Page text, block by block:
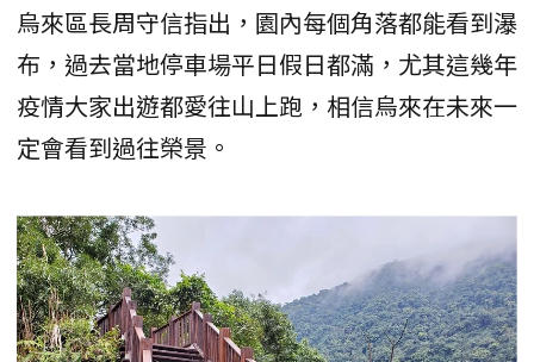
烏來區長周守信指出，園內每個角落都能看到瀑
布，過去當地停車場平日假日都滿，尤其這幾年
疫情大家出遊都愛往山上跑，相信烏來在未來一
定會看到過往榮景。